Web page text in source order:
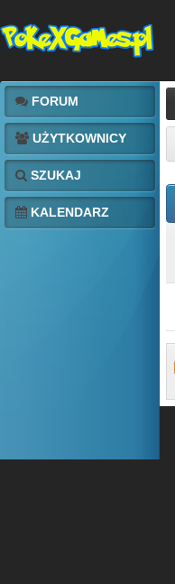
FORUM
UŻYTKOWNICY
SZUKAJ
KALENDARZ